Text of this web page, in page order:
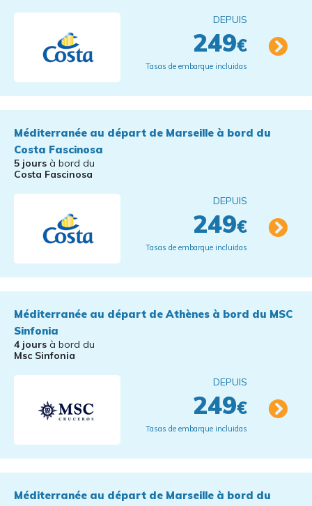
DEPUIS
249€
Tasas de embarque incluidas
Méditerranée au départ de Marseille à bord du
Costa Fascinosa
5 jours à bord du
Costa Fascinosa
DEPUIS
249€
Tasas de embarque incluidas
Méditerranée au départ de Athènes à bord du MSC
Sinfonia
4 jours à bord du
Msc Sinfonia
DEPUIS
249€
Tasas de embarque incluidas
Méditerranée au départ de Marseille à bord du